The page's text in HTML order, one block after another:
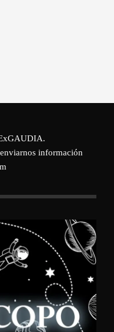
.
información